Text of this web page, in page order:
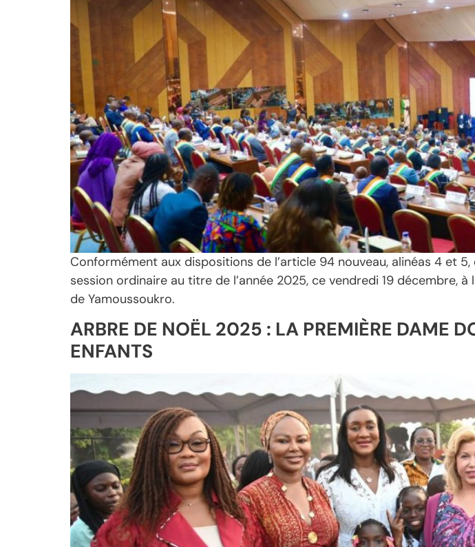
Conformément aux dispositions de l’article 94 nouveau, alinéas 4 et
session ordinaire au titre de l’année 2025, ce vendredi 19 décembre,
de Yamoussoukro.
ARBRE DE NOËL 2025 : LA PREMIÈRE DAME
ENFANTS